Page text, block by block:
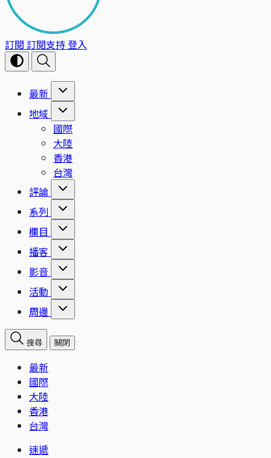
訂閱 訂閱支持登入
最新
地域
國際
大陸
香港
台灣
評論
系列
欄目
播客
影音
活動
周邊
搜尋 關閉
最新
國際
大陸
香港
台灣
速遞